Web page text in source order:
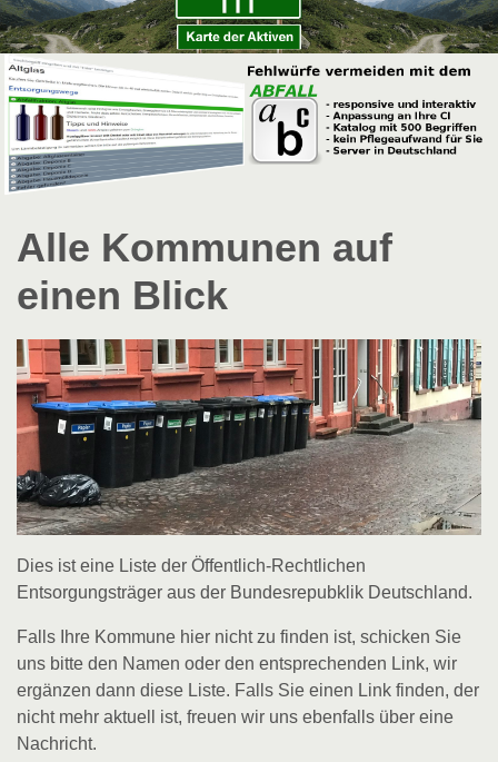
Alle Kommunen auf
einen Blick
Dies ist eine Liste der Öffentlich-Rechtlichen
Entsorgungsträger aus der Bundesrepubklik Deutschland.
Falls Ihre Kommune hier nicht zu finden ist, schicken Sie
uns bitte den Namen oder den entsprechenden Link, wir
ergänzen dann diese Liste. Falls Sie einen Link finden, der
nicht mehr aktuell ist, freuen wir uns ebenfalls über eine
Nachricht.